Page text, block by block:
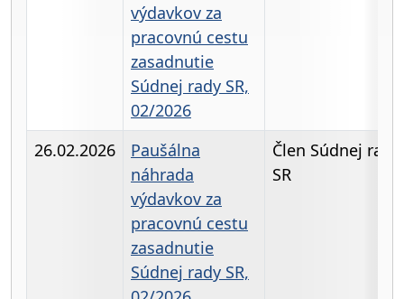
výdavkov za
pracovnú cestu
zasadnutie
Súdnej rady SR,
02/2026
26.02.2026
Paušálna
náhrada
výdavkov za
pracovnú cestu
zasadnutie
Súdnej rady SR,
Člen Súdnej rady
SR